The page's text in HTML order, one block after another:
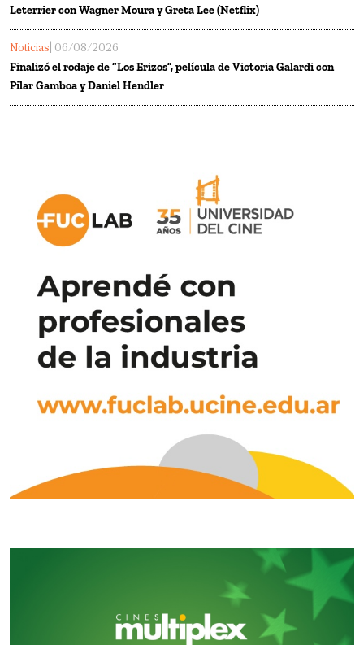
Leterrier con Wagner Moura y Greta Lee (Netflix)
Noticias | 06/08/2026
Finalizó el rodaje de “Los Erizos”, película de Victoria Galardi con
Pilar Gamboa y Daniel Hendler